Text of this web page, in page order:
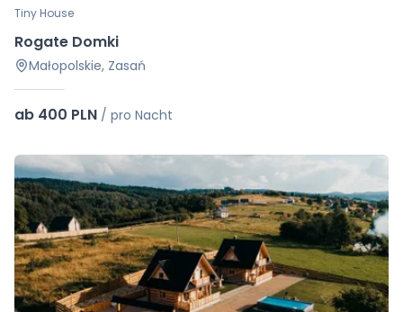
Tiny House
Rogate Domki
Małopolskie, Zasań
ab 400 PLN / pro Nacht